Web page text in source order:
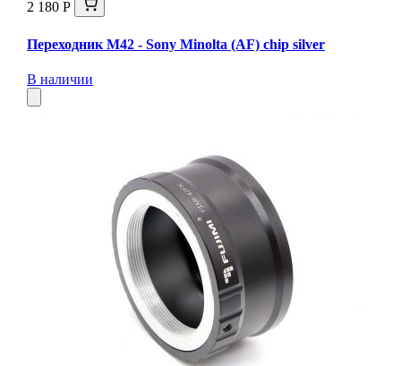
2 180 Р
Переходник M42 - Sony Minolta (AF) chip silver
В наличии